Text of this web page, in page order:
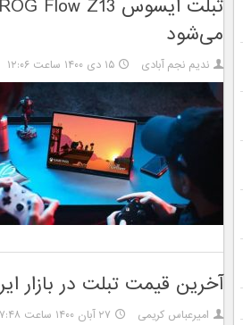
می‌شود
ندیم نجم آبادی ۱۵ دی ۱۴۰۰ ساعت ۱۲:۰۶
آخرین قیمت تبلت در بازار ایران
امیرعباس کریمی ۲۷ آبان ۱۴۰۰ ساعت ۰۷:۴۸